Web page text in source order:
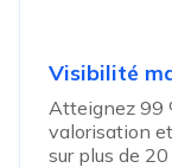
Visibilité
Atteignez 99
valorisation
sur plus de